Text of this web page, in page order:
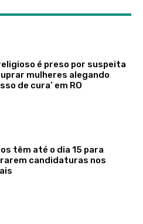
é preso por suspeita
mulheres alegando
de cura’ em RO
têm até o dia 15 para
candidaturas nos